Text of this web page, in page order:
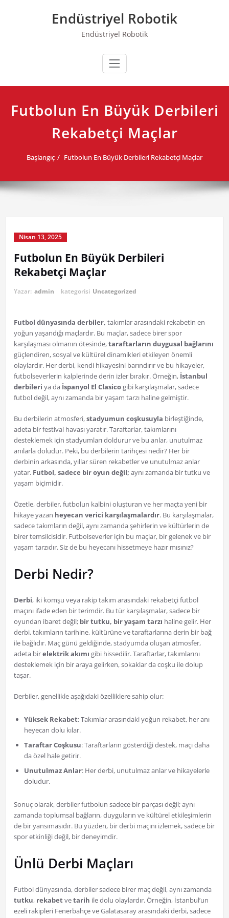
Endüstriyel Robotik
Endüstriyel Robotik
Futbolun En Büyük Derbileri
Rekabetçi Maçlar
Başlangıç Futbolun En Büyük Derbileri Rekabetçi Maçlar
Nisan 13, 2025
Futbolun En Büyük Derbileri
Rekabetçi Maçlar
Yazar: admin kategorisi Uncategorized
Futbol dünyasında derbiler, takımlar arasındaki rekabetin en
yoğun yaşandığı maçlardır. Bu maçlar, sadece birer spor
karşılaşması olmanın ötesinde,taraftarların duygusal bağlarını
güçlendiren, sosyal ve kültürel dinamikleri etkileyen önemli
olaylardır. Her derbi, kendi hikayesini barındırır ve bu hikayeler,
futbolseverlerin kalplerinde derin izler bırakır. Örneğin, İstanbul
derbileri ya da İspanyol El Clasicogibi karşılaşmalar, sadece
futbol değil, aynı zamanda bir yaşam tarzı haline gelmiştir.
Bu derbilerin atmosferi,stadyumun coşkusuyla birleştiğinde,
adeta bir festival havası yaratır. Taraftarlar, takımlarını
desteklemek için stadyumları doldurur ve bu anlar, unutulmaz
anılarla doludur. Peki, bu derbilerin tarihçesi nedir? Her bir
derbinin arkasında, yıllar süren rekabetler ve unutulmaz anlar
yatar. Futbol, sadece bir oyun değil; aynı zamanda bir tutku ve
yaşam biçimidir.
Özetle, derbiler, futbolun kalbini oluşturan ve her maçta yeni bir
hikaye yazan heyecan verici karşılaşmalardır. Bu karşılaşmalar,
sadece takımların değil, aynı zamanda şehirlerin ve kültürlerin de
birer temsilcisidir. Futbolseverler için bu maçlar, bir gelenek ve bir
yaşam tarzıdır. Siz de bu heyecanı hissetmeye hazır mısınız?
Derbi Nedir?
Derbi, iki komşu veya rakip takım arasındaki rekabetçi futbol
maçını ifade eden bir terimdir. Bu tür karşılaşmalar, sadece bir
oyundan ibaret değil; bir tutku, bir yaşam tarzı haline gelir. Her
derbi, takımların tarihine, kültürüne ve taraftarlarına derin bir bağ
ile bağlıdır. Maç günü geldiğinde, stadyumda oluşan atmosfer,
adeta birelektrik akımı gibi hissedilir. Taraftarlar, takımlarını
desteklemek için bir araya gelirken, sokaklar da coşku ile dolup
taşar.
Derbiler, genellikle aşağıdaki özelliklere sahip olur:
Yüksek Rekabet: Takımlar arasındaki yoğun rekabet, her anı
heyecan dolu kılar.
Taraftar Coşkusu: Taraftarların gösterdiği destek, maçı daha
da özel hale getirir.
Unutulmaz Anlar: Her derbi, unutulmaz anlar ve hikayelerle
doludur.
Sonuç olarak, derbiler futbolun sadece bir parçası değil; aynı
zamanda toplumsal bağların, duyguların ve kültürel etkileşimlerin
de bir yansımasıdır. Bu yüzden, bir derbi maçını izlemek, sadece bir
spor etkinliği değil, bir deneyimdir.
Ünlü Derbi Maçları
Futbol dünyasında, derbiler sadece birer maç değil, aynı zamanda
tutku, rekabetvetarih ile dolu olaylardır. Örneğin, İstanbul’un
ezeli rakipleri Fenerbahçe ve Galatasaray arasındaki derbi, sadece